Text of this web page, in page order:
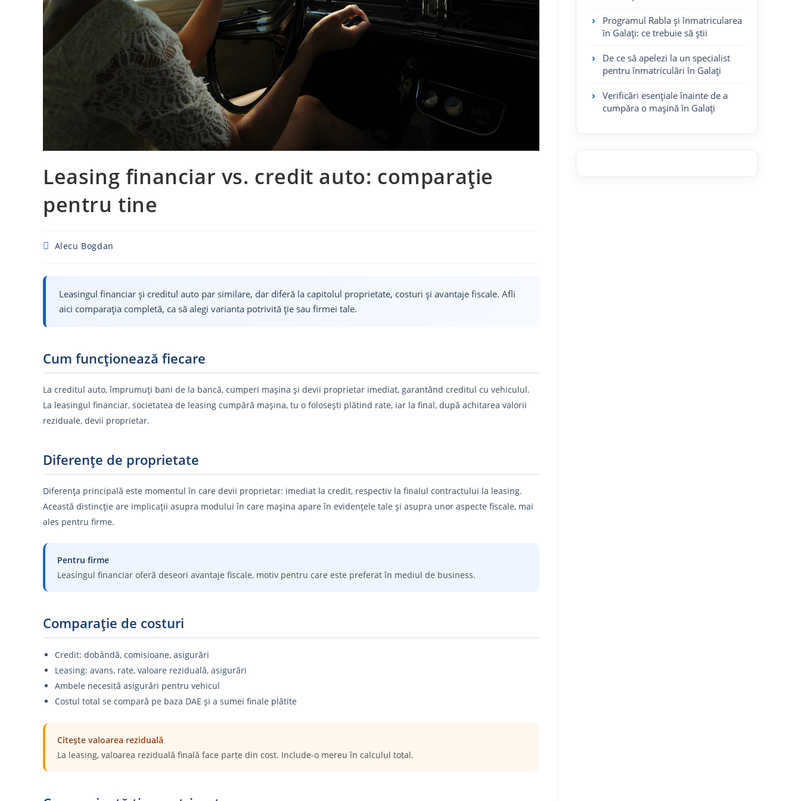
Leasing financiar vs. credit auto: comparație
pentru tine
PostAlecu Bogdan
Leasingul financiar și creditul auto par similare, dar diferă la capitolul proprietate, costuri și avantaje fiscale. Afli
aici comparația completă, ca să alegi varianta potrivită ție sau firmei tale.
Cum funcționează fiecare
La creditul auto, împrumuți bani de la bancă, cumperi mașina și devii proprietar imediat, garantând creditul cu vehiculul.
La leasingul financiar, societatea de leasing cumpără mașina, tu o folosești plătind rate, iar la final, după achitarea valorii
reziduale, devii proprietar.
Diferențe de proprietate
Diferența principală este momentul în care devii proprietar: imediat la credit, respectiv la finalul contractului la leasing.
Această distincție are implicații asupra modului în care mașina apare în evidențele tale și asupra unor aspecte fiscale, mai
ales pentru firme.
Pentru firme
Leasingul financiar oferă deseori avantaje fiscale, motiv pentru care este preferat în mediul de business.
Comparație de costuri
Credit: dobândă, comisioane, asigurări
Leasing: avans, rate, valoare reziduală, asigurări
Ambele necesită asigurări pentru vehicul
Costul total se compară pe baza DAE și a sumei finale plătite
Citește valoarea reziduală
La leasing, valoarea reziduală finală face parte din cost. Include-o mereu în calculul total.
Programul Rabla și înmatricularea
în Galați: ce trebuie să știi
De ce să apelezi la un specialist
pentru înmatriculări în Galați
Verificări esențiale înainte de a
cumpăra o mașină în Galați